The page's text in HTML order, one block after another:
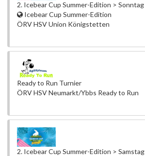
2. Icebear Cup Summer-Edition > Sonntag
Icebear Cup Summer-Edition
ÖRV HSV Union Königstetten
Ready to Run Turnier
ÖRV HSV Neumarkt/Ybbs Ready to Run
2. Icebear Cup Summer-Edition > Samstag